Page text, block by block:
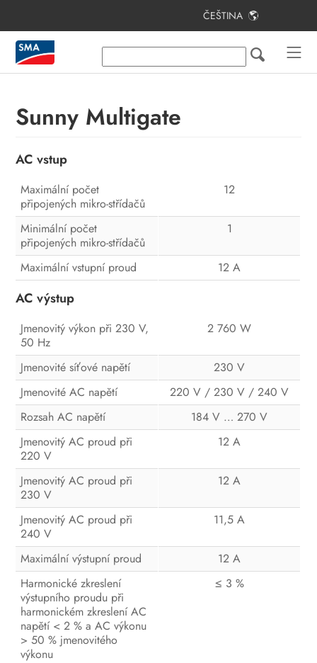
ČEŠTINA
Sunny Multigate
AC vstup
Maximální počet
připojených mikro-střídačů
12
Minimální počet
připojených mikro-střídačů
1
Maximální vstupní proud 12 A
AC výstup
Jmenovitý výkon při 230 V,
50 Hz
2 760 W
Jmenovité síťové napětí
230 V
Jmenovité AC napětí
220 V / 230 V / 240 V
Rozsah AC napětí
184 V … 270 V
Jmenovitý AC proud při
220 V
12 A
Jmenovitý AC proud při
230 V
12 A
Jmenovitý AC proud při
240 V
11,5 A
Maximální výstupní proud
12 A
Harmonické zkreslení
výstupního proudu při
harmonickém zkreslení AC
napětí < 2 % a AC výkonu
> 50 % jmenovitého
výkonu
≤ 3 %
Obsah
Informace k tomuto dokumentu
Obsah dodávky
Přehled produktu
Montáž
Elektrické připojení
Uvedení FV systému do provozu
Konfigurace
Odpojení střídače od napětí
Odpojení přístroje Sunny Multigate
od napětí
Identifikace chyb
Opětovné uvedení střídače do
provozu
Technické údaje
Příslušenství a náhradní díly
Kontakt
ES prohlášení o shodě